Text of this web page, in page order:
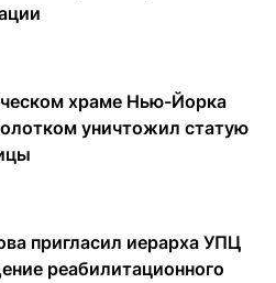
храме Нью-Йорка
уничтожил статую
пригласил иерарха УПЦ
реабилитационного